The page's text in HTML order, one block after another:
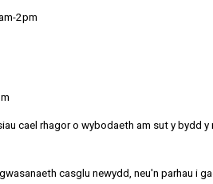
2pm
cael rhagor o wybodaeth am sut y bydd
casglu newydd, neu'n parhau i